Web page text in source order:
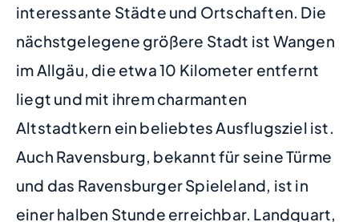
interessante Städte und Ortschaften. Die
nächstgelegene größere Stadt ist Wangen
im Allgäu, die etwa 10 Kilometer entfernt
liegt und mit ihrem charmanten
Altstadtkern ein beliebtes Ausflugsziel ist.
Auch Ravensburg, bekannt für seine Türme
und das Ravensburger Spieleland, ist in
einer halben Stunde erreichbar. Landquart,